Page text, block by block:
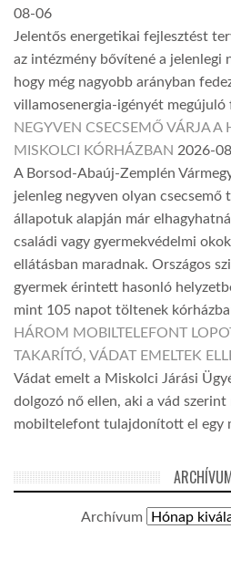
08-06
Jelentős energetikai fejlesztést
az intézmény bővítené a jelenlegi
hogy még nagyobb arányban
villamosenergia-igényét megújuló
NEGYVEN CSECSEMŐ VÁRJA A
MISKOLCI KÓRHÁZBAN 2026-
A Borsod-Abaúj-Zemplén
jelenleg negyven olyan csecsemő
állapotuk alapján már
családi vagy gyermekvédelmi
ellátásban maradnak. Országos
gyermek érintett hasonló
mint 105 napot töltenek
HÁROM MOBILTELEFONT
TAKARÍTÓ, VÁDAT EMELTEK
Vádat emelt a Miskolci Járási
dolgozó nő ellen, aki a vád
mobiltelefont tulajdonított el egy
Archívum